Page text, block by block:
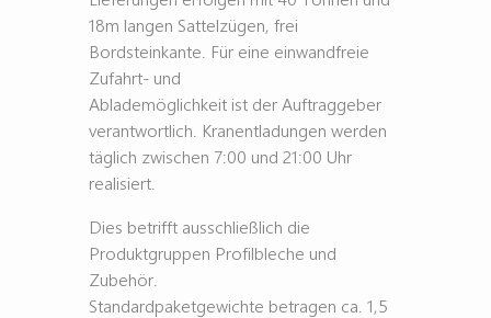
18m langen Sattelzügen, frei
Bordsteinkante. Für eine einwandfreie
Zufahrt- und
Ablademöglichkeit ist der Auftraggeber
verantwortlich. Kranentladungen werden
täglich zwischen 7:00 und 21:00 Uhr
realisiert.
Dies betrifft ausschließlich die
Produktgruppen Profilbleche und
Zubehör.
Standardpaketgewichte betragen ca. 1,5